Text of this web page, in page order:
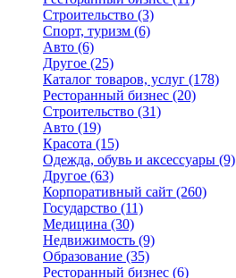
Строительство (3)
Спорт, туризм (6)
Авто (6)
Другое (25)
Каталог товаров, услуг (178)
Ресторанный бизнес (20)
Строительство (31)
Авто (19)
Красота (15)
Одежда, обувь и аксессуары (9)
Другое (63)
Корпоративный сайт (260)
Государство (11)
Медицина (30)
Недвижимость (9)
Образование (35)
Ресторанный бизнес (6)